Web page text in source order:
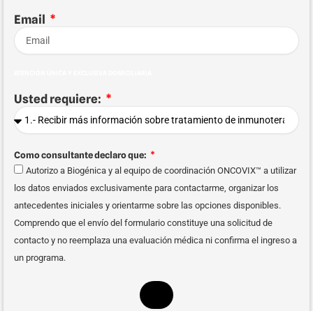
Email
Usted requiere:
Como consultante declaro que:
Autorizo a Biogénica y al equipo de coordinación ONCOVIX™ a utilizar
los datos enviados exclusivamente para contactarme, organizar los
antecedentes iniciales y orientarme sobre las opciones disponibles.
Comprendo que el envío del formulario constituye una solicitud de
contacto y no reemplaza una evaluación médica ni confirma el ingreso a
un programa.